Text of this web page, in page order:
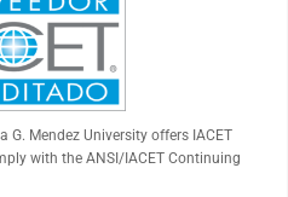
G. Mendez University offers IACET
with the ANSI/ IACET Continuing